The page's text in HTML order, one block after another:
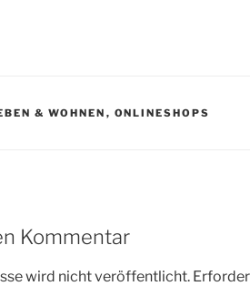
& WOHNEN , ONLINESHOPS
Kommentar
wird nicht veröffentlicht.